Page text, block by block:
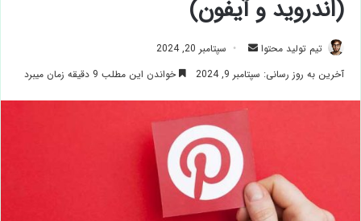
(اندروید و آیفون)
تیم تولید محتوا
ارسال
ایمیل
سپتامبر 20, 2024
آخرین به روز رسانی: سپتامبر 9, 2024
خواندن این مطلب 9 دقیقه زمان میبرد